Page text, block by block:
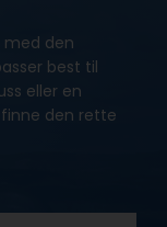
med den
best til
eller en
finne den rette